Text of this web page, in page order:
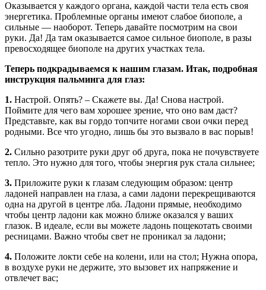
Оказывается у каждого органа, каждой части тела есть своя
энергетика. Проблемные органы имеют слабое биополе, а
сильные — наоборот. Теперь давайте посмотрим на свои
руки. Да! Да там оказывается самое сильное биополе, в разы
превосходящее биополе на других участках тела.
Теперь подкрадываемся к нашим глазам. Итак, подробная
инструкция пальминга для глаз:
1. Настрой. Опять? – Скажете вы. Да! Снова настрой.
Поймите для чего вам хорошее зрение, что оно вам даст?
Представьте, как вы гордо топчите ногами свои очки перед
родными. Все что угодно, лишь бы это вызвало в вас порыв!
2. Сильно разотрите руки друг об друга, пока не почувствуете
тепло. Это нужно для того, чтобы энергия рук стала сильнее;
3. Приложите руки к глазам следующим образом: центр
ладоней направлен на глаза, а сами ладони перекрещиваются
одна на другой в центре лба. Ладони прямые, необходимо
чтобы центр ладони как можно ближе оказался у ваших
глазок. В идеале, если вы можете ладонь пощекотать своими
ресницами. Важно чтобы свет не проникал за ладони;
4. Положите локти себе на колени, или на стол; Нужна опора,
в воздухе руки не держите, это вызовет их напряжение и
отвлечет вас;